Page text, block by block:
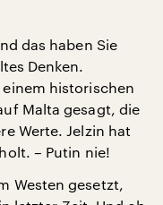
das haben Sie
Denken.
historischen
Malta gesagt, die
Werte. Jelzin hat
– Putin nie!
Westen gesetzt,